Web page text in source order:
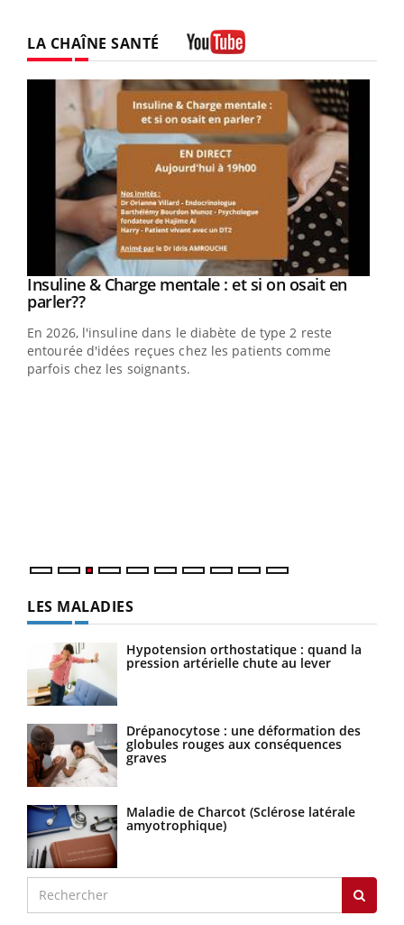
LA CHAÎNE SANTÉ
Youtube
Insuline & Charge mentale : et si on osait en
parler??Youtube
En 2026, l'insuline dans le diabète de type 2 reste
entourée d'idées reçues chez les patients comme
parfois chez les soignants.
LES MALADIES
Hypotension orthostatique : quand la
pression artérielle chute au lever
Drépanocytose : une déformation des
globules rouges aux conséquences
graves
Maladie de Charcot (Sclérose latérale
amyotrophique)